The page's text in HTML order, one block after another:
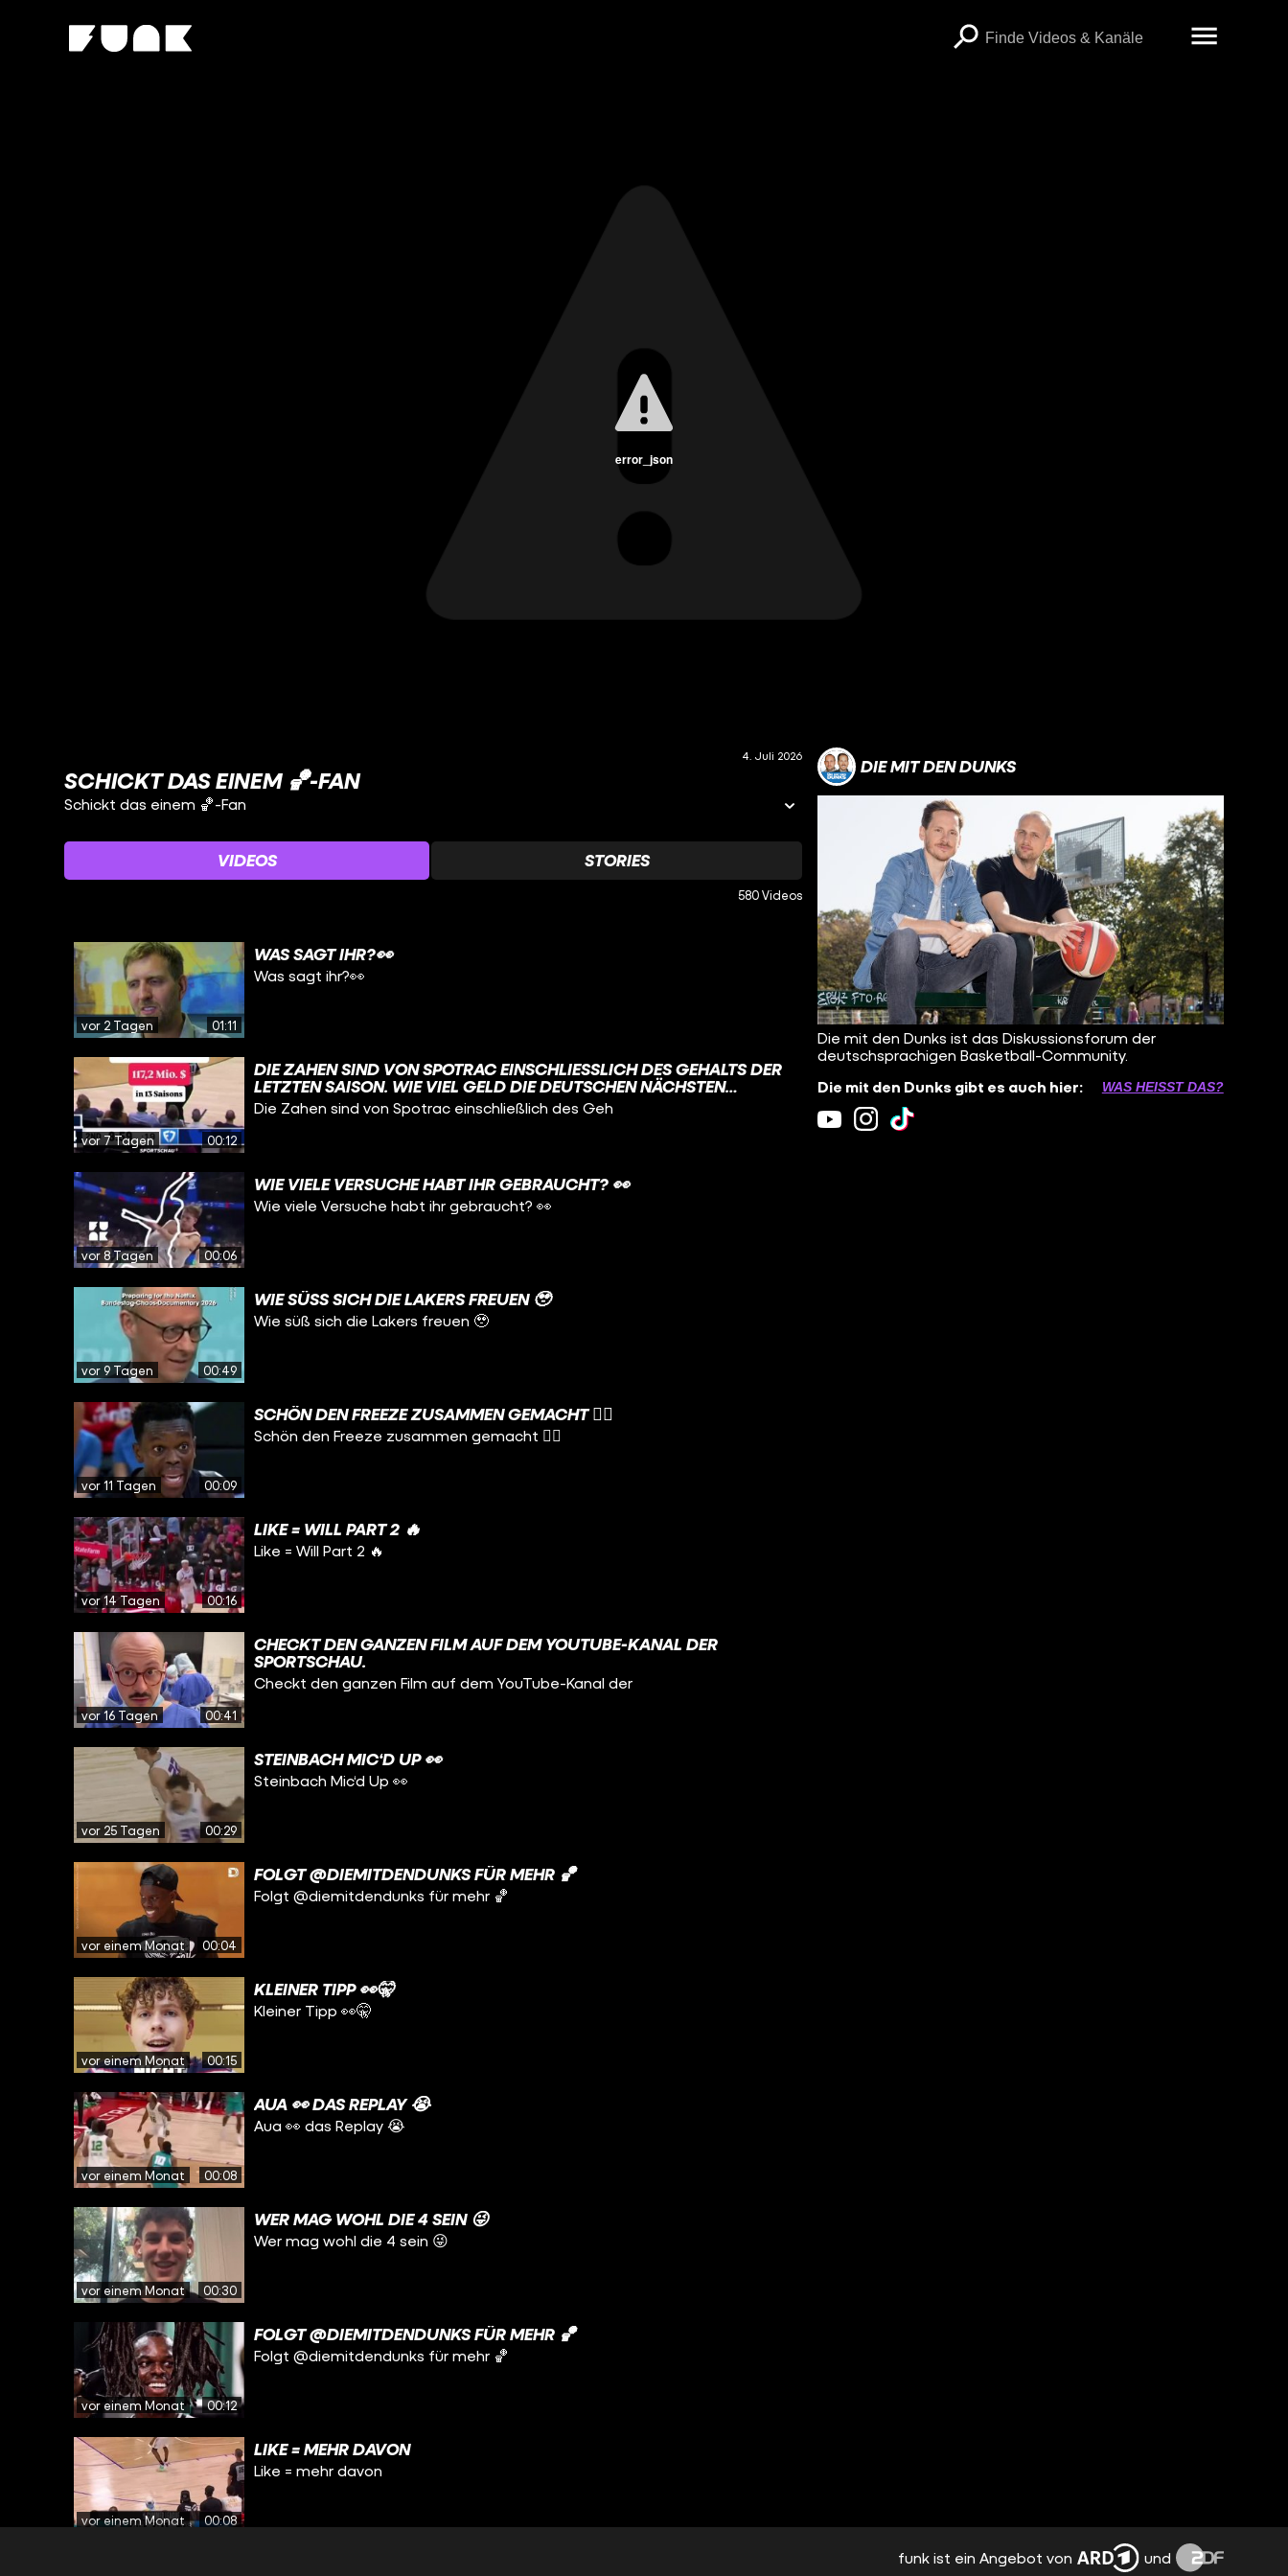
error_json
DIE MIT DEN DUNKS
Die mit den Dunks ist das Diskussionsforum der
deutschsprachigen Basketball-Community.
Die mit den Dunks gibt es auch hier:
WAS HEISST DAS?
4. Juli 2026
SCHICKT DAS EINEM 🏀-FAN
Schickt das einem 🏀-Fan
VIDEOS STORIES
580 Videos
vor 2 Tagen 01:11
WAS SAGT IHR?👀
Was sagt ihr?👀
vor 7 Tagen 00:12
DIE ZAHEN SIND VON SPOTRAC EINSCHLIESSLICH DES GEHALTS DER L
ETZTEN SAISON. WIE VIEL GELD DIE DEUTSCHEN NÄCHSTEN S
AISONS VERDIENEN, IST NICHT MIT EINBERECHNET. PART 1 GIBT’S A
UF UNSEREM KANAL 🤝
Die Zahen sind von Spotrac einschließlich des Geh
vor 8 Tagen 00:06
WIE VIELE VERSUCHE HABT IHR GEBRAUCHT? 👀
Wie viele Versuche habt ihr gebraucht? 👀
vor 9 Tagen 00:49
WIE SÜSS SICH DIE LAKERS FREUEN 🥹
Wie süß sich die Lakers freuen 🥹
vor 11 Tagen 00:09
SCHÖN DEN FREEZE ZUSAMMEN GEMACHT 😮‍💨
Schön den Freeze zusammen gemacht 😮‍💨
vor 14 Tagen 00:16
LIKE = WILL PART 2 🔥
Like = Will Part 2 🔥
vor 16 Tagen 00:41
CHECKT DEN GANZEN FILM AUF DEM YOUTUBE-KANAL DER
SPORTSCHAU.
Checkt den ganzen Film auf dem YouTube-Kanal der
vor 25 Tagen 00:29
STEINBACH MIC‘D UP 👀
Steinbach Mic‘d Up 👀
vor einem Monat 00:04
FOLGT @DIEMITDENDUNKS FÜR MEHR 🏀
Folgt @diemitdendunks für mehr 🏀
vor einem Monat 00:15
KLEINER TIPP 👀🤫
Kleiner Tipp 👀🤫
vor einem Monat 00:08
AUA 👀 DAS REPLAY 😭
Aua 👀 das Replay 😭
vor einem Monat 00:30
WER MAG WOHL DIE 4 SEIN 😜
Wer mag wohl die 4 sein 😜
vor einem Monat 00:12
FOLGT @DIEMITDENDUNKS FÜR MEHR 🏀
Folgt @diemitdendunks für mehr 🏀
vor einem Monat 00:08
LIKE = MEHR DAVON
Like = mehr davon
funk ist ein Angebot von und